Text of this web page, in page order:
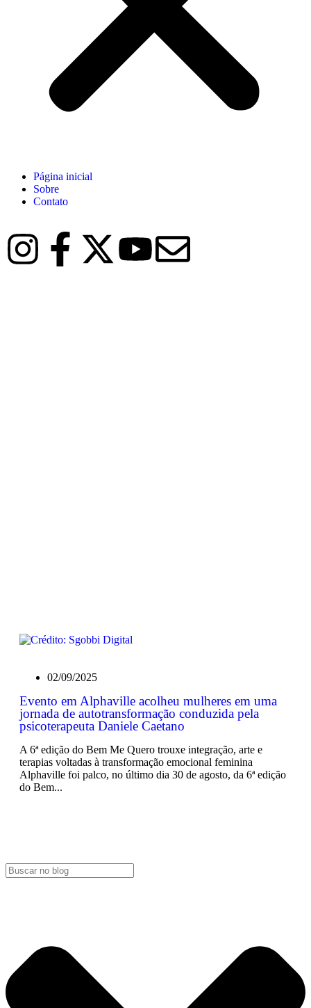
Página inicial
Sobre
Contato
02/09/2025
Evento em Alphaville acolheu mulheres em uma
jornada de autotransformação conduzida pela
psicoterapeuta Daniele Caetano
A 6ª edição do Bem Me Quero trouxe integração, arte e
terapias voltadas à transformação emocional feminina
Alphaville foi palco, no último dia 30 de agosto, da 6ª edição
do Bem...